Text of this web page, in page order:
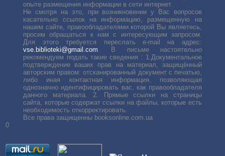
опыте размещения информации в сети интернет.
Не смотря на это, при возникновении у Вас вопросов
касательно ссылок на информацию, размещенную на
нашем сайте, правообладателями которой Вы являетесь,
просим обращаться к нам с интересующим запросом.
Для этого требуется переслать е-mail на адрес:
vse.biblioteki@gmail.com. В письме настоятельно
рекомендуем подать такие сведения : 1.Документальное
подтверждение ваших прав на материал, защищённый
авторским правом: отсканированный документ с печатью,
либо иная контактная информация, позволяющая
однозначно идентифицировать вас, как правообладателя
данного материала. 2. Прямые ссылки на страницы
сайта, которые содержат ссылки на файлы, которые есть
необходимость откорректировать.
Все права защищенны booksonline.com.ua
0